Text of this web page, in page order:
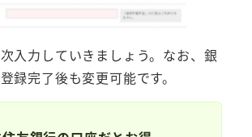
入力していきましょう。なお、銀
録完了後も変更可能です。